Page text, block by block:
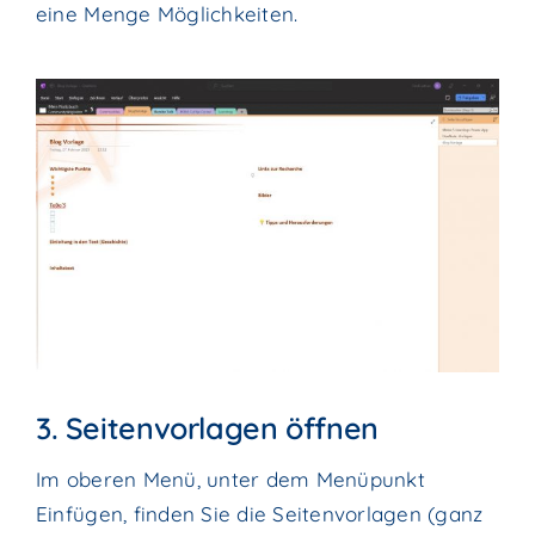
eine Menge Möglichkeiten.
3. Seitenvorlagen öffnen
Im oberen Menü, unter dem Menüpunkt
Einfügen, finden Sie die Seitenvorlagen (ganz